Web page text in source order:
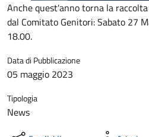
Anche quest'anno torna la
dal Comitato Genitori: Sabato 27
18.00.
Data di Pubblicazione
05 maggio 2023
Tipologia
News